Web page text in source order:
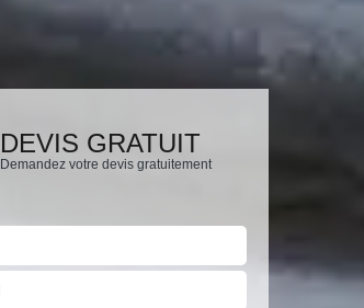
DEVIS GRATUIT
Demandez votre devis gratuitement